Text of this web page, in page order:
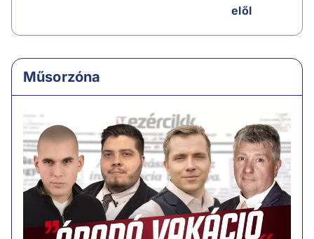
elől
Műsorzóna